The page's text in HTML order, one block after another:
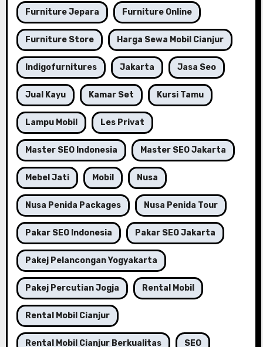
Furniture Jepara Furniture Online
Furniture Store Harga Sewa Mobil Cianjur
Indigofurnitures Jakarta Jasa Seo
Jual Kayu Kamar Set Kursi Tamu
Lampu Mobil Les Privat
Master SEO Indonesia Master SEO Jakarta
Mebel Jati Mobil Nusa
Nusa Penida Packages Nusa Penida Tour
Pakar SEO Indonesia Pakar SEO Jakarta
Pakej Pelancongan Yogyakarta
Pakej Percutian Jogja Rental Mobil
Rental Mobil Cianjur
Rental Mobil Cianjur Berkualitas SEO